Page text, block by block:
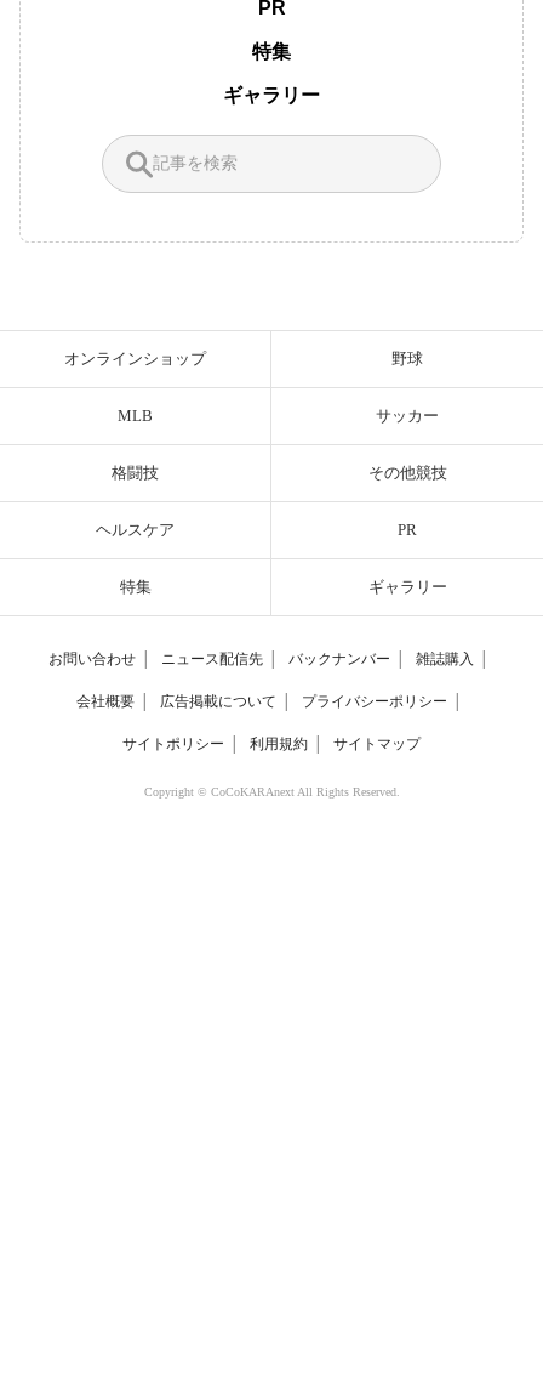
PR
特集
ギャラリー
オンラインショップ 野球
MLB サッカー
格闘技 その他競技
ヘルスケア PR
特集 ギャラリー
お問い合わせ ニュース配信先 バックナンバー 雑誌購入
会社概要 広告掲載について プライバシーポリシー
サイトポリシー 利用規約 サイトマップ
Copyright © CoCoKARAnext All Rights Reserved.